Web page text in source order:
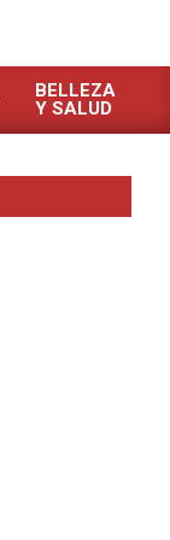
BELLEZA
Y SALUD